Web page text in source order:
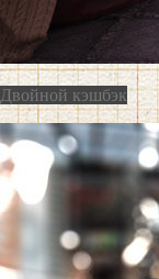
Двойной кэшбэк